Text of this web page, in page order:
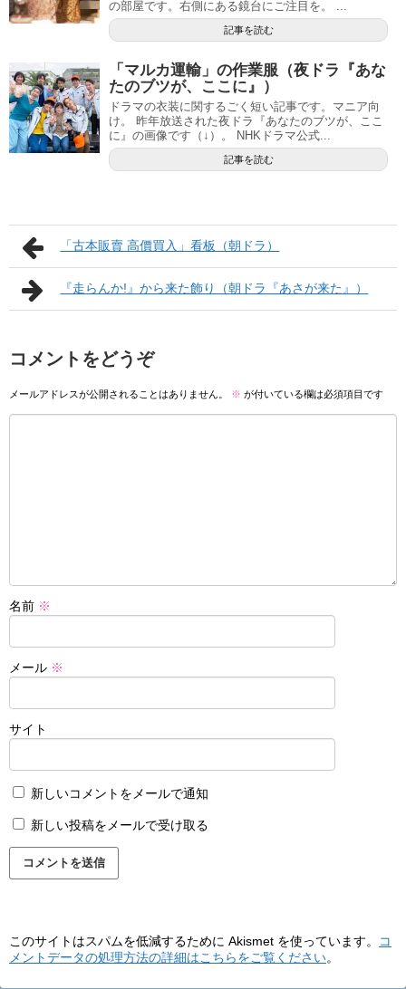
の部屋です。右側にある鏡台にご注目を。 ...
記事を読む
「マルカ運輸」の作業服（夜ドラ『あな
たのブツが、ここに』）
ドラマの衣装に関するごく短い記事です。マニア向
け。 昨年放送された夜ドラ『あなたのブツが、ここ
に』の画像です（↓）。 NHKドラマ公式...
記事を読む
「古本販賣 高價買入」看板（朝ドラ）
『走らんか!』から来た飾り（朝ドラ『あさが来た』）
コメントをどうぞ
メールアドレスが公開されることはありません。 ※ が付いている欄は必須項目です
名前 ※
メール ※
サイト
新しいコメントをメールで通知
新しい投稿をメールで受け取る
このサイトはスパムを低減するために Akismet を使っています。
コ
メントデータの処理方法の詳細はこちらをご覧ください。